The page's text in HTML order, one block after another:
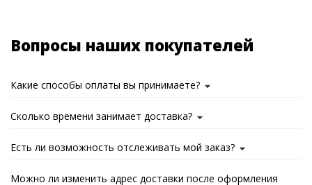
Вопросы наших покупателей
Какие способы оплаты вы принимаете?
Сколько времени занимает доставка?
Есть ли возможность отслеживать мой заказ?
Можно ли изменить адрес доставки после оформления